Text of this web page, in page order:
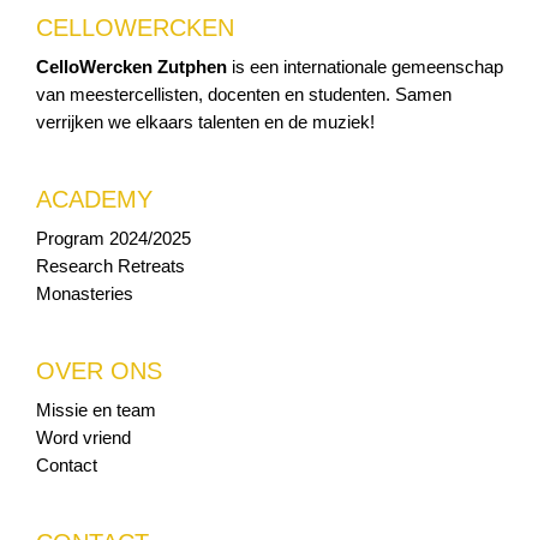
CELLOWERCKEN
CelloWercken Zutphen is een internationale gemeenschap
van meestercellisten, docenten en studenten. Samen
verrijken we elkaars talenten en de muziek!
ACADEMY
Program 2024/2025
Research Retreats
Monasteries
OVER ONS
Missie en team
Word vriend
Contact